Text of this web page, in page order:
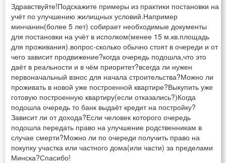
Здравствуйте!Подскажите примеры из практики постановки на
учёт по улучшению жилищных условий.Например
минчанин(более 5 лет) собирает необходимые документы
для постановки на учёт в исполком(менее 15 м.кв.площадь
для проживания).вопрос-сколько обычно стоят в очереди и от
чего зависит продвижение?когда очередь подошла,что это
даёт в реальности и в чём приоритет?всегда ли нужен
первоначальный взнос для начала строительства?Можно ли
проживать в новой уже построенной квартире?Выкупить уже
готовую построенную квартиру(если отказались?)Когда
подошла очередь то банк выдаёт кредит на постройку?
Зависит ли от дохода?Если человек которого очередь
подошла передать право на улучшение родственникам в
случае смерти?Можно ли по очереди получить право на
покупку участка или частного дома(или части) за пределами
Минска?Спасибо!